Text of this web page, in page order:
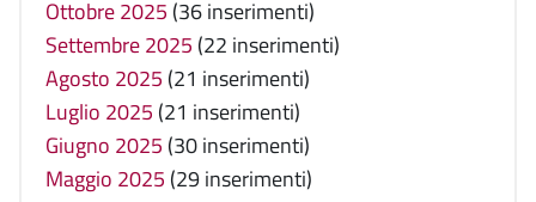
Ottobre 2025 (36 inserimenti)
Settembre 2025 (22 inserimenti)
Agosto 2025 (21 inserimenti)
Luglio 2025 (21 inserimenti)
Giugno 2025 (30 inserimenti)
Maggio 2025 (29 inserimenti)